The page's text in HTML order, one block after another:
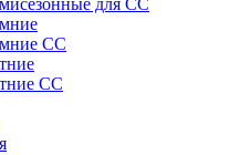
для СС
СС
СС